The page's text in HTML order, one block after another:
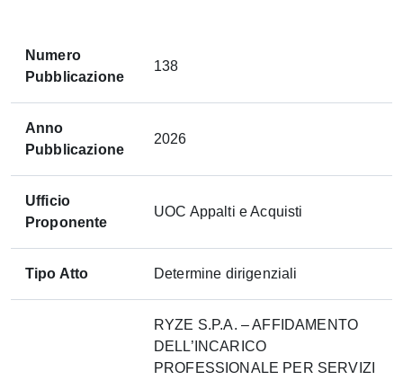
Numero
Pubblicazione
138
Anno
Pubblicazione
2026
Ufficio
Proponente
UOC Appalti e Acquisti
Tipo Atto Determine dirigenziali
RYZE S.P.A. – AFFIDAMENTO
DELL’INCARICO
PROFESSIONALE PER SERVIZI